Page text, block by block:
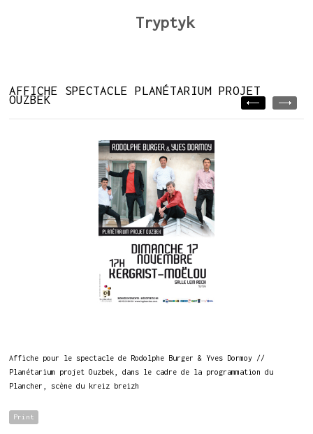
Tryptyk
AFFICHE SPECTACLE PLANÉTARIUM PROJET
OUZBEK
Affiche pour le spectacle de Rodolphe Burger & Yves Dormoy //
Planétarium projet Ouzbek, dans le cadre de la programmation du
Plancher, scène du kreiz breizh
Print